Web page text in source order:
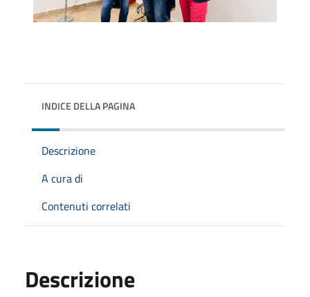
INDICE DELLA PAGINA
Descrizione
A cura di
Contenuti correlati
Descrizione